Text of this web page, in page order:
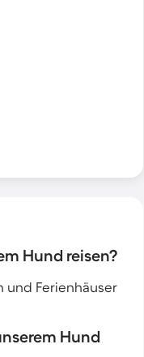
Hund reisen?
und Ferienhäuser
Hund